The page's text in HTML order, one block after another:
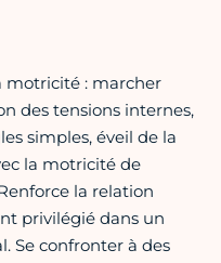
motricité : marcher
des tensions internes,
simples, éveil de la
la motricité de
la relation
privilégié dans un
Se confronter à des